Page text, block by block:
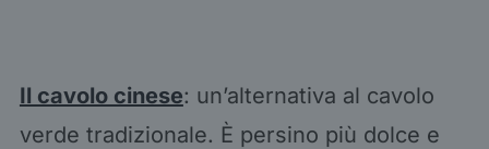
Il cavolo cinese: un’alternativa al cavolo
verde tradizionale. È persino più dolce e